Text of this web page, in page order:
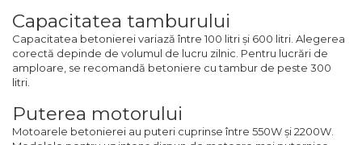
Echipamente de Siguranta
Auto
Stetoscop Auto
Truse reparatii anvelope
Dispozitiv Aerisire &
Capacitatea tamburului
Capacitatea betonierei variază între 100 litri și 600 litri. Alegerea
corectă depinde de volumul de lucru zilnic. Pentru lucrări de
amploare, se recomandă betoniere cu tambur de peste 300
litri.
Puterea motorului
Motoarele betonierei au puteri cuprinse între 550W și 2200W.